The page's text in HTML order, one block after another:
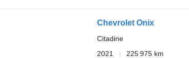
Chevrolet Onix
Citadine
2021
225 975 km